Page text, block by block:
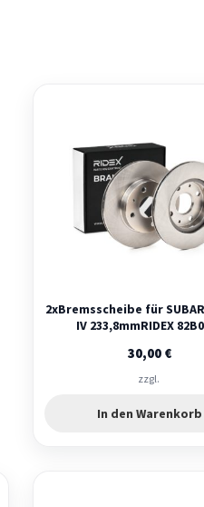
2xBremsscheibe für
IV 233,8mmRIDEX
30,00 €
zzgl.
In den Warenkorb